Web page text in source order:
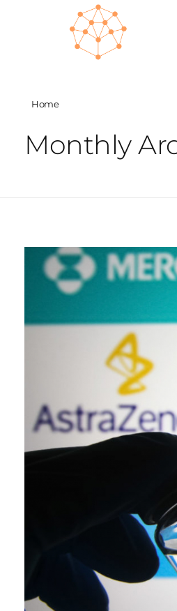
Home
Monthly